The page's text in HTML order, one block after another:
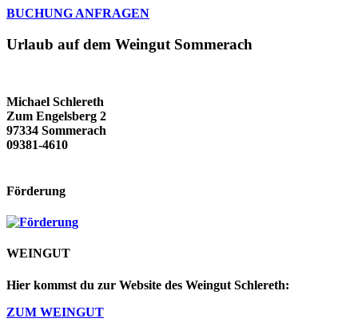
BUCHUNG ANFRAGEN
Urlaub auf dem Weingut Sommerach
Michael Schlereth
Zum Engelsberg 2
97334 Sommerach
09381-4610
Förderung
WEINGUT
Hier kommst du zur Website des Weingut Schlereth:
ZUM WEINGUT